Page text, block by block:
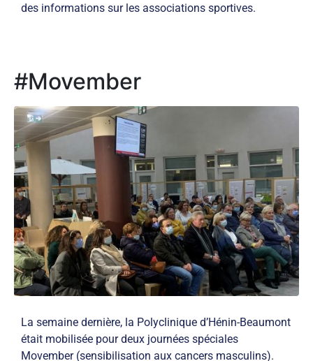
des informations sur les associations sportives.
#Movember
La semaine dernière, la Polyclinique d’Hénin-Beaumont
était mobilisée pour deux journées spéciales
Movember (sensibilisation aux cancers masculins).